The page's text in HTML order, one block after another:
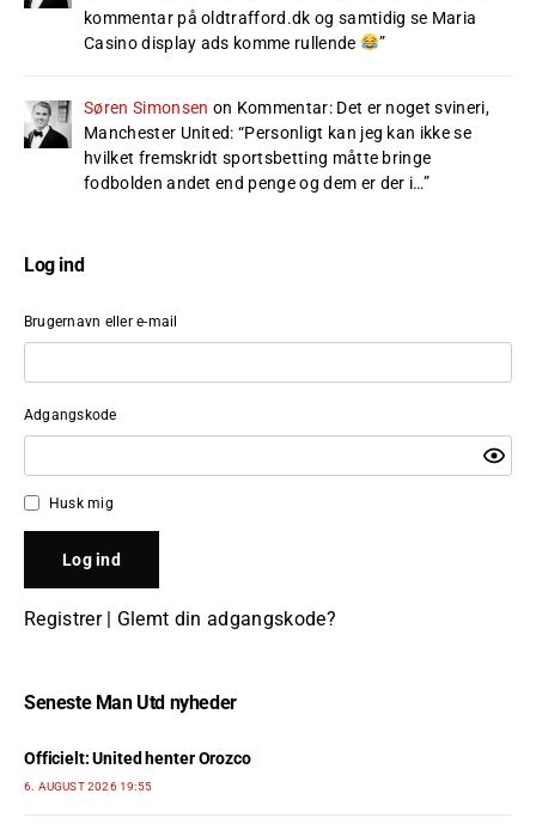
kommentar på oldtrafford.dk og samtidig se Maria
Casino display ads komme rullende
”
Søren Simonsen on Kommentar: Det er noget svineri,
Manchester United: “Personligt kan jeg kan ikke se
hvilket fremskridt sportsbetting måtte bringe
fodbolden andet end penge og dem er der i…”
Log ind
Brugernavn eller e-mail
Adgangskode
Husk mig
Registrer| Glemt din adgangskode?
Seneste Man Utd nyheder
Officielt: United henter Orozco
6. AUGUST 2026 19:55